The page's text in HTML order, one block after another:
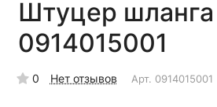
Штуцер
0914015001
0 Нет отзывов Арт. 0914015001